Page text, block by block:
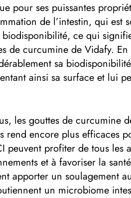
pour ses puissantes
de l’intestin, qui
ce qui
de curcumine de Vidafy.
sa
ainsi sa surface et lui
les gouttes de curcumine
rend encore plus efficaces
peuvent profiter de tous les
et à favoriser la
apporter un soulagement
un microbiome